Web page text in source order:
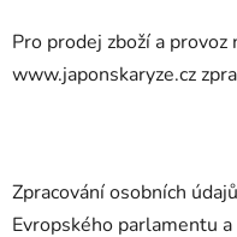
Pro prodej zboží a
www.japonskaryze.cz
Zpracování osobních
Evropského parlamentu